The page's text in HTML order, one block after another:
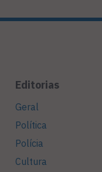
Editorias
Geral
Política
Polícia
Cultura